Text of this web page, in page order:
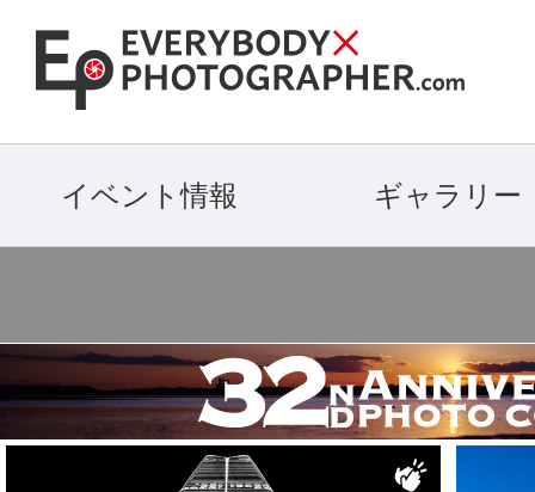
イベント情報 ギャラリー